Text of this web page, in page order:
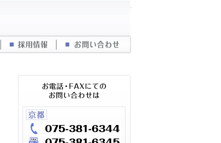
仲介業者向け管理物件紹介
採用情報